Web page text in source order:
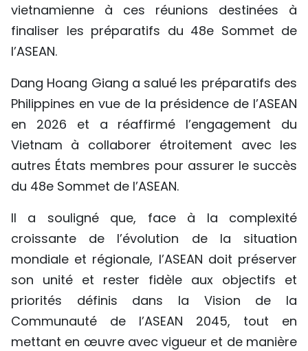
vietnamienne à ces réunions destinées à
finaliser les préparatifs du 48e Sommet de
l’ASEAN.
Dang Hoang Giang a salué les préparatifs des
Philippines en vue de la présidence de l’ASEAN
en 2026 et a réaffirmé l’engagement du
Vietnam à collaborer étroitement avec les
autres États membres pour assurer le succès
du 48e Sommet de l’ASEAN.
Il a souligné que, face à la complexité
croissante de l’évolution de la situation
mondiale et régionale, l’ASEAN doit préserver
son unité et rester fidèle aux objectifs et
priorités définis dans la Vision de la
Communauté de l’ASEAN 2045, tout en
mettant en œuvre avec vigueur et de manière